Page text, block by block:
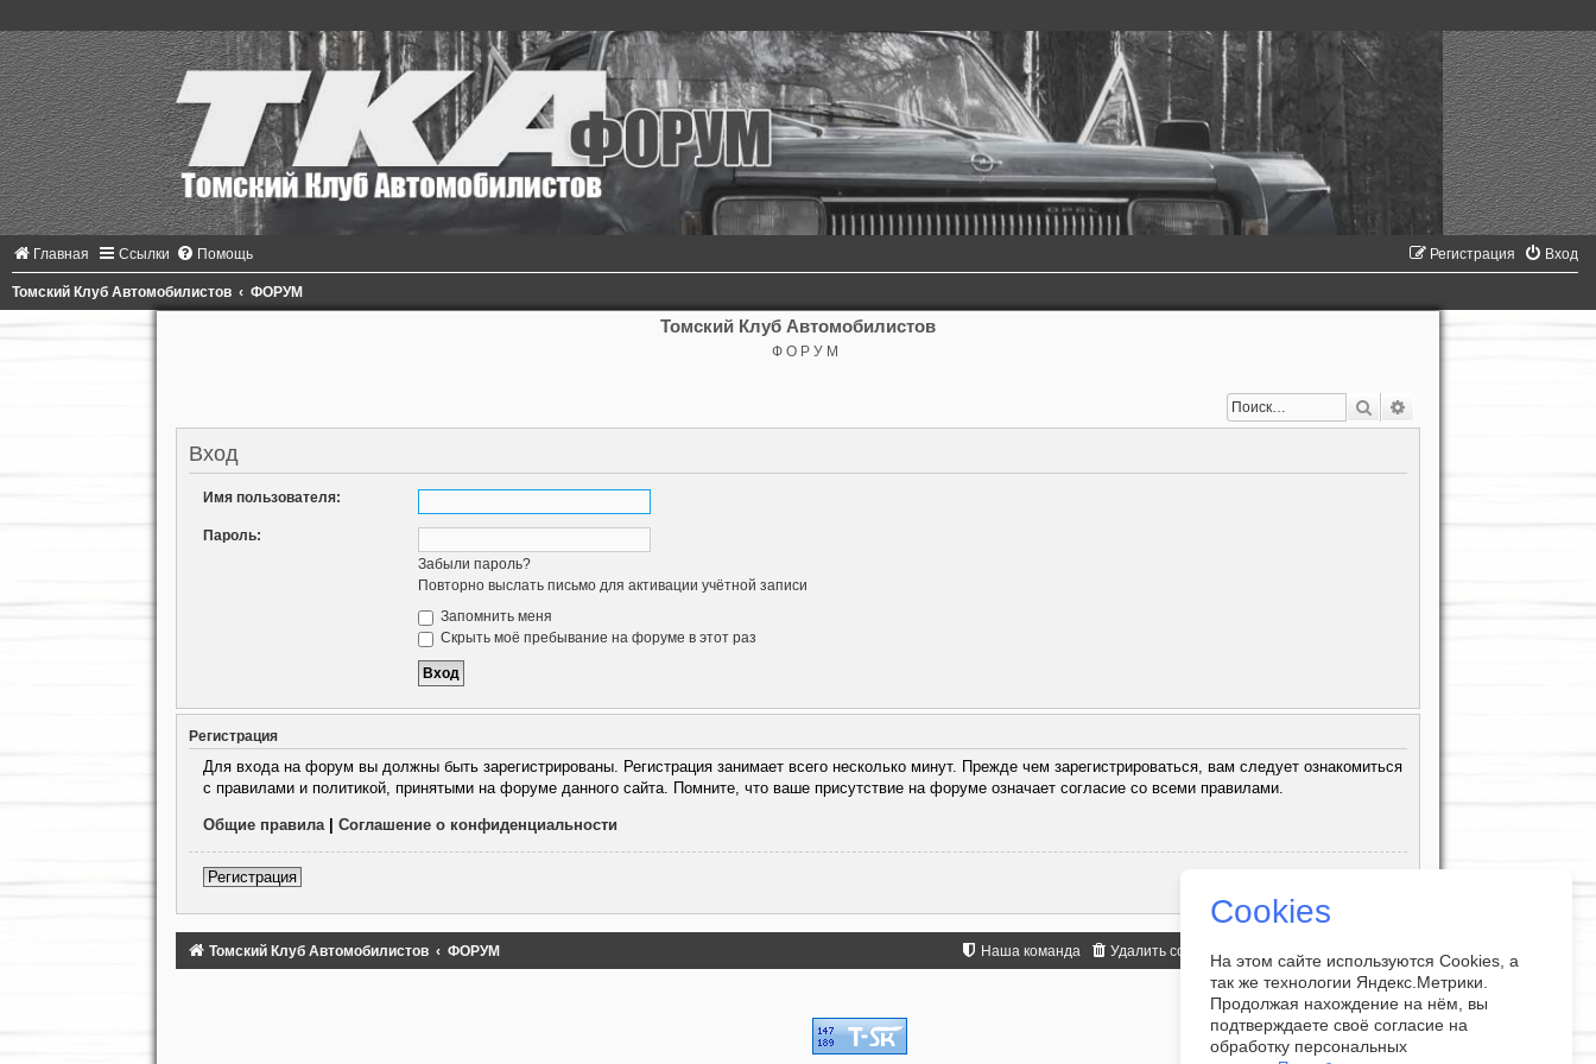
Главная Ссылки Помощь Вход
Регистрация
Томский Клуб Автомобилистов ФОРУМ
Томский Клуб Автомобилистов
Ф О Р У М
Поиск
Вход
Имя пользователя:
Пароль:
Забыли пароль?
Повторно выслать письмо для активации учётной записи
Запомнить меня
Скрыть моё пребывание на форуме в этот раз
Регистрация
Для входа на форум вы должны быть зарегистрированы. Регистрация занимает всего несколько минут. Прежде чем зарегистрироваться, вам следует ознакомиться
с правилами и политикой, принятыми на форуме данного сайта. Помните, что ваше присутствие на форуме означает согласие со всеми правилами.
Общие правила| Соглашение о конфиденциальности
Регистрация
Томский Клуб Автомобилистов ФОРУМ Часовой пояс:
Удалить cookies
Наша команда
Cookies
На этом сайте используются Cookies, а
так же технологии Яндекс.Метрики.
Продолжая нахождение на нём, вы
подтверждаете своё согласие на
обработку персональных